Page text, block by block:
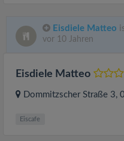
Eisdiele Matteo
vor 10 Jahren
Eisdiele Matteo
Dommitzscher Straße 3,
Eiscafe